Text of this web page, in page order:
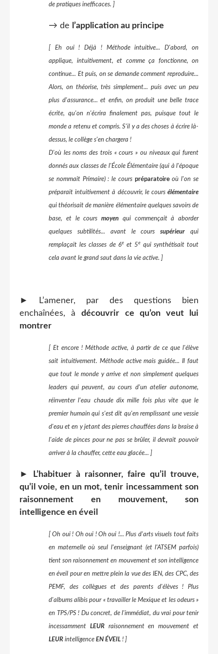
de pratiques inefficaces. ]
→ de l’application au principe
[ Eh oui ! Déjà ! Méthode intuitive... D'abord, on
applique, intuitivement, et comme ça fonctionne, on
continue... Et puis, on se demande comment reproduire...
Alors, on théorise, très simplement... puis avec un peu
plus d'assurance... et enfin, on produit une belle trace
écrite, qu'on n'écrira finalement pas, puisque tout le
monde a retenu et compris. S'il y a des choses à écrire là-
dessus, le collège s'en chargera !
D'où les noms des trois « cours » ou niveaux qui furent
donnés aux classes de l'École Élémentaire (qui à l'époque
se nommait Primaire) : le cours préparatoireoù l'on se
préparait intuitivement à découvrir, le cours élémentaire
qui théorisait de manière élémentaire quelques savoirs de
base, et le cours moyen qui commençait à aborder
quelques subtilités... avant le courssupérieur qui
remplaçait les classes de 6eet 5e qui synthétisait tout
cela avant le grand saut dans la vie active. ]
► L’amener, par des questions bien
enchaînées, àdécouvrir ce qu’on veut lui
montrer
[ Et encore ! Méthode active, à partir de ce que l'élève
sait intuitivement. Méthode active mais guidée... Il faut
que tout le monde y arrive et non simplement quelques
leaders qui peuvent, au cours d'un atelier autonome,
réinventer l'eau chaude dix mille fois plus vite que le
premier humain qui s'est dit qu'en remplissant une vessie
d'eau et en y jetant des pierres chauffées dans la braise à
l'aide de pinces pour ne pas se brûler, il devrait pouvoir
arriver à la chauffer, cette eau glacée... ]
►
L’habituer à raisonner, faire qu’il trouve,
qu’il voie, en un mot, tenir incessamment son
raisonnement en mouvement, son
intelligence en éveil
[ Oh oui ! Oh oui ! Oh oui !... Plus d'arts visuels tout faits
en maternelle où seul l'enseignant (et l'ATSEM parfois)
tient son raisonnement en mouvement et son intelligence
en éveil pour en mettre plein la vue des IEN, des CPC, des
PEMF, des collègues et des parents d'élèves ! Plus
d'albums alibis pour « travailler le Mexique et les odeurs »
en TPS/PS ! Du concret, de l'immédiat, du vrai pour tenir
incessamment LEURraisonnement en mouvement et
LEUR intelligence EN ÉVEIL ! ]